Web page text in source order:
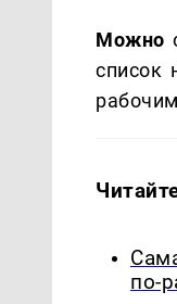
Можно
список
по-